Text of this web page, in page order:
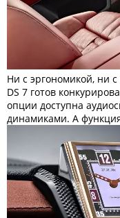
Ни с эргономикой, ни
DS 7 готов
опции доступна
динамиками. А